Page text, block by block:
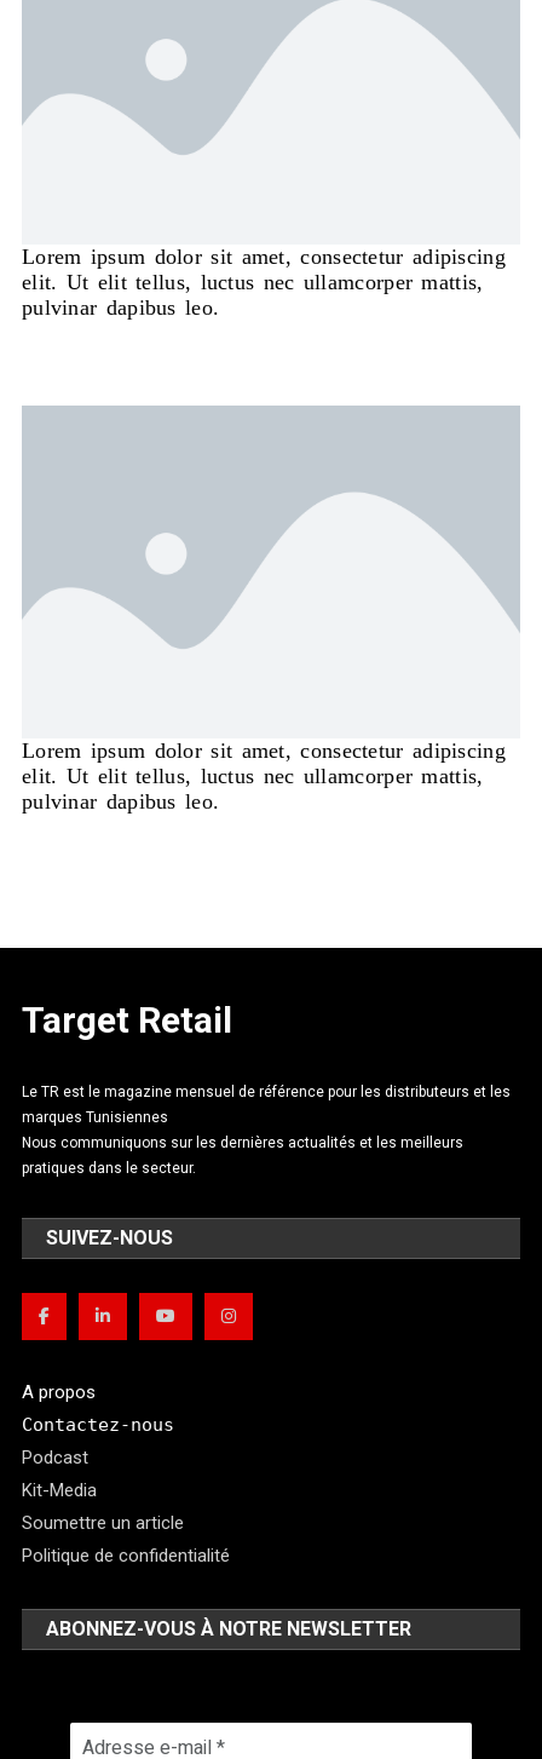
Lorem ipsum dolor sit amet, consectetur adipiscing
elit. Ut elit tellus, luctus nec ullamcorper mattis,
pulvinar dapibus leo.
Lorem ipsum dolor sit amet, consectetur adipiscing
elit. Ut elit tellus, luctus nec ullamcorper mattis,
pulvinar dapibus leo.
Target Retail
Le TR est le magazine mensuel de référence pour les distributeurs et les
marques Tunisiennes
Nous communiquons sur les dernières actualités et les meilleurs
pratiques dans le secteur.
SUIVEZ-NOUS
A propos
Contactez-nous
Podcast
Kit-Media
Soumettre un article
Politique de confidentialité
ABONNEZ-VOUS À NOTRE NEWSLETTER